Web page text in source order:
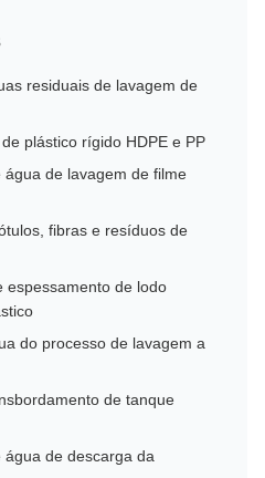
residuais de lavagem de
plástico rígido HDPE e PP
água de lavagem de filme
fibras e resíduos de
espessamento de lodo
do processo de lavagem a
de tanque
água de descarga da